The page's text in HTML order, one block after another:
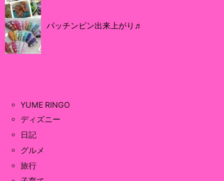
パッチンピン出来上がり♬
YUME RINGO
ディズニー
日記
グルメ
旅行